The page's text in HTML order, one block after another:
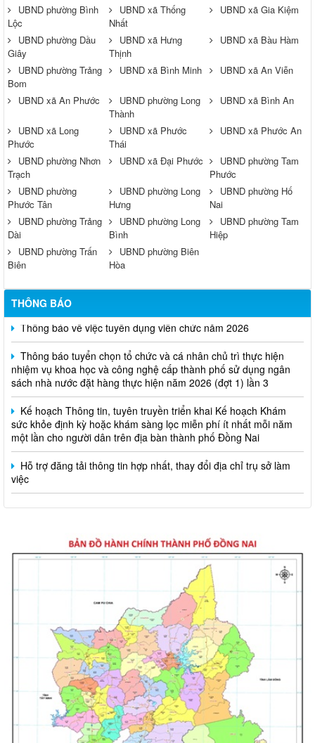
UBND phường Bình
Lộc
UBND xã Thống
Nhất
UBND xã Gia Kiệm
UBND phường Dầu
Giây
UBND xã Hưng
Thịnh
UBND xã Bàu Hàm
UBND phường Trảng
Bom
UBND xã Bình Minh UBND xã An Viễn
UBND xã An Phước
UBND phường Long
Thành
UBND xã Bình An
UBND xã Long
Phước
UBND xã Phước
Thái
UBND xã Phước An
UBND phường Nhơn
Trạch
UBND xã Đại Phước
UBND phường Tam
Phước
UBND phường
Phước Tân
UBND phường Long
Hưng
UBND phường Hố
Nai
UBND phường Trảng
Dài
UBND phường Long
Bình
UBND phường Tam
Hiệp
UBND phường Trấn
Biên
UBND phường Biên
Hòa
THÔNG BÁO
Thông báo về việc tuyển dụng viên chức năm 2026
Thông báo tuyển chọn tổ chức và cá nhân chủ trì thực hiện
nhiệm vụ khoa học và công nghệ cấp thành phố sử dụng ngân
sách nhà nước đặt hàng thực hiện năm 2026 (đợt 1) lần 3
Kế hoạch Thông tin, tuyên truyền triển khai Kế hoạch Khám
sức khỏe định kỳ hoặc khám sàng lọc miễn phí ít nhất mỗi năm
một lần cho người dân trên địa bàn thành phố Đồng Nai
Hỗ trợ đăng tải thông tin hợp nhất, thay đổi địa chỉ trụ sở làm
việc
Công khai thông tin vi phạm pháp luật trong lĩnh vực đất đai, tại
phường Hố Nai